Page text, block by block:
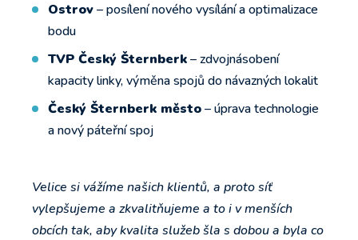
Ostrov– posílení nového vysílání a optimalizace
bodu
TVP Český Šternberk– zdvojnásobení
kapacity linky, výměna spojů do návazných lokalit
Český Šternberk město– úprava technologie
a nový páteřní spoj
Velice si vážíme našich klientů, a proto síť
vylepšujeme a zkvalitňujeme a to i v menších
obcích tak, aby kvalita služeb šla s dobou a byla co